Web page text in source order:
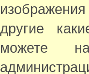
другие
можете